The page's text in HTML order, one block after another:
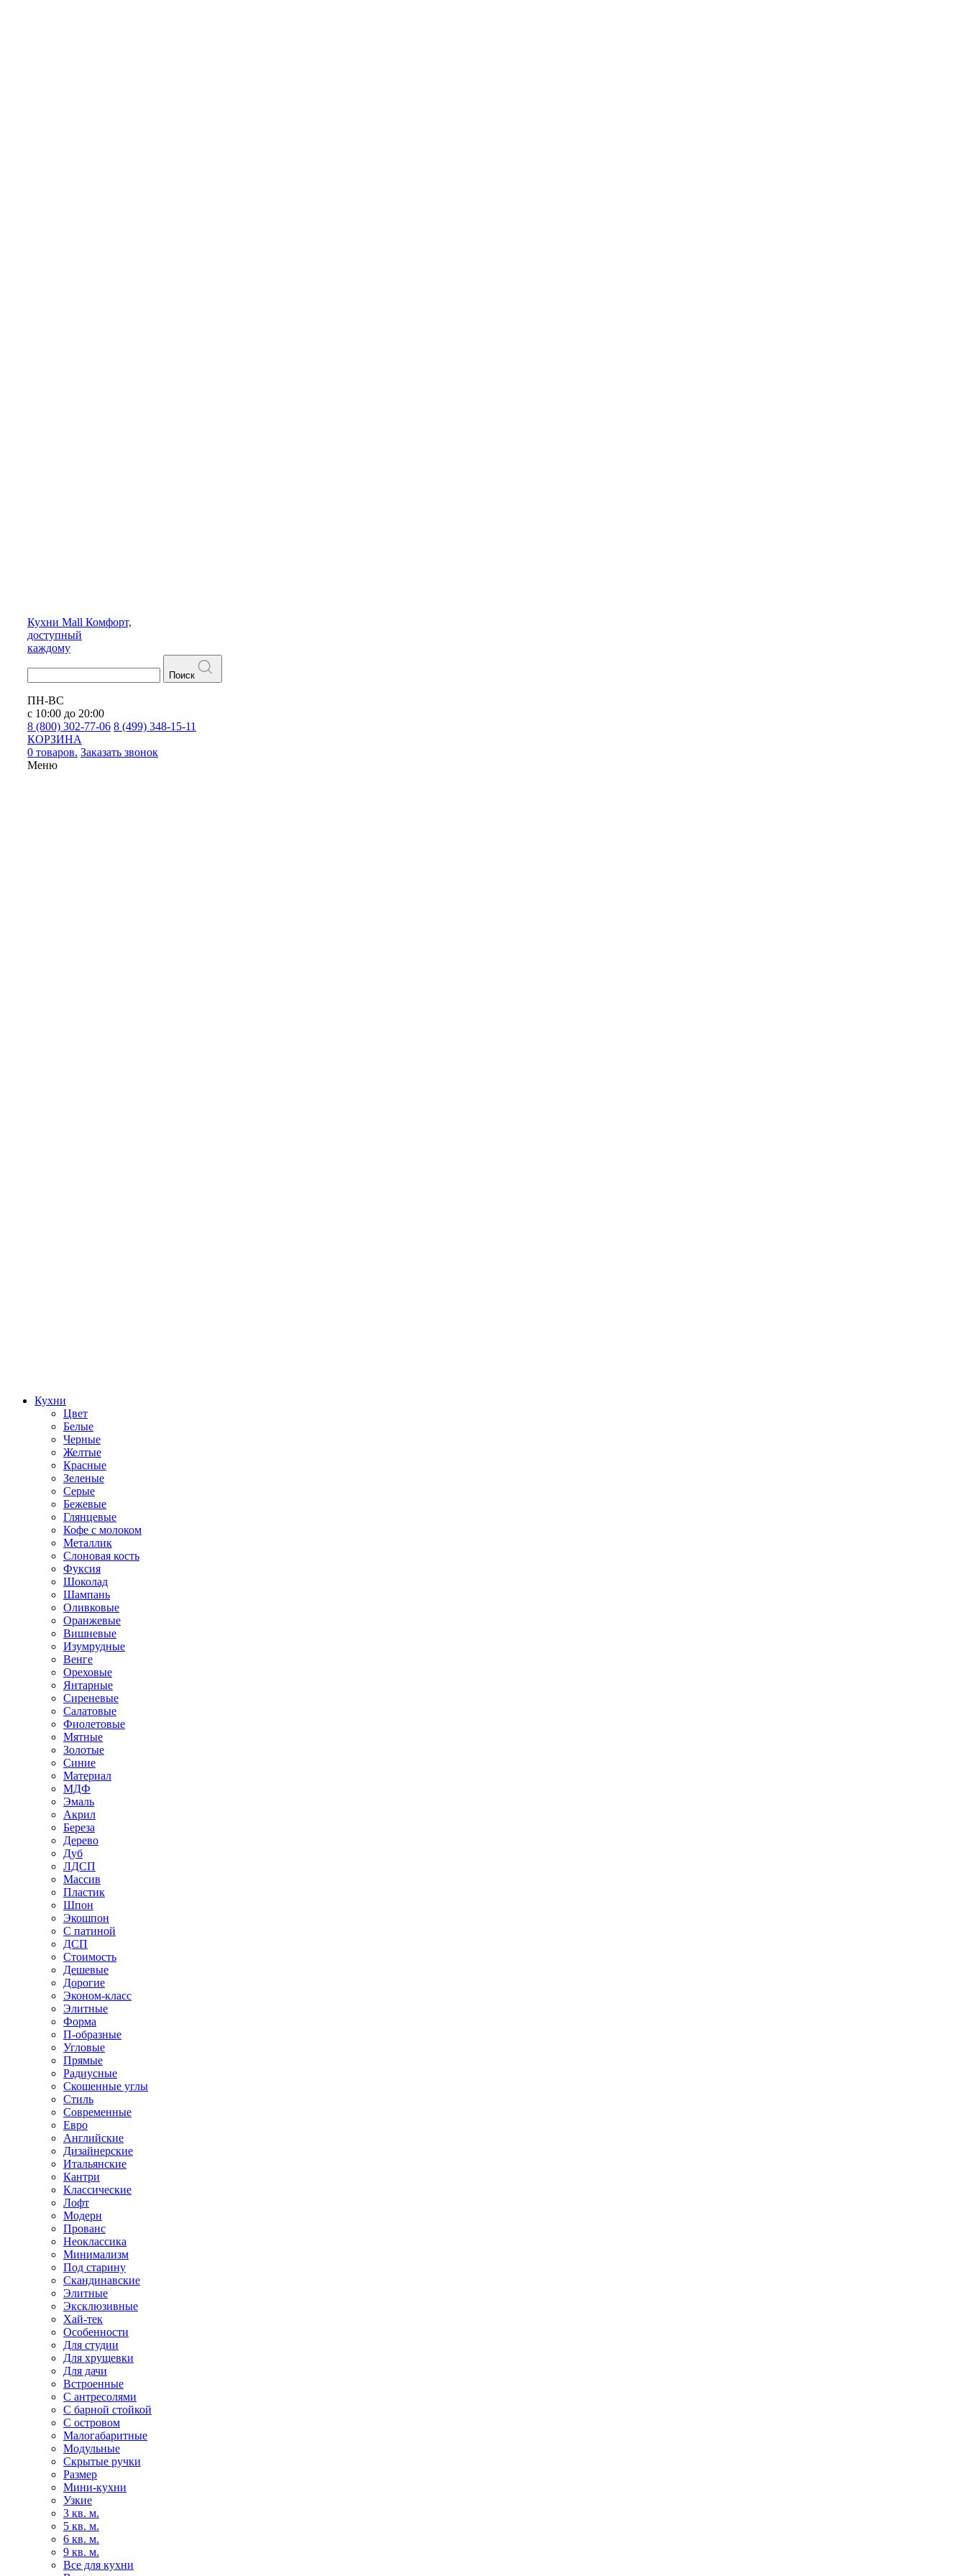
Кухни Mall Комфорт,
доступный
каждому
Поиск
ПН-ВС
с 10:00 до 20:00
8 (800) 302-77-06 8 (499) 348-15-11
КОРЗИНА
0 товаров. Заказать звонок
Меню
Кухни
Цвет
Белые
Черные
Желтые
Красные
Зеленые
Серые
Бежевые
Глянцевые
Кофе с молоком
Металлик
Слоновая кость
Фуксия
Шоколад
Шампань
Оливковые
Оранжевые
Вишневые
Изумрудные
Венге
Ореховые
Янтарные
Сиреневые
Салатовые
Фиолетовые
Мятные
Золотые
Синие
Материал
МДФ
Эмаль
Акрил
Береза
Дерево
Дуб
ЛДСП
Массив
Пластик
Шпон
Экошпон
С патиной
ДСП
Стоимость
Дешевые
Дорогие
Эконом-класс
Элитные
Форма
П-образные
Угловые
Прямые
Радиусные
Скошенные углы
Стиль
Современные
Евро
Английские
Дизайнерские
Итальянские
Кантри
Классические
Лофт
Модерн
Прованс
Неоклассика
Минимализм
Под старину
Скандинавские
Элитные
Эксклюзивные
Хай-тек
Особенности
Для студии
Для хрущевки
Для дачи
Встроенные
С антресолями
С барной стойкой
С островом
Малогабаритные
Модульные
Скрытые ручки
Размер
Мини-кухни
Узкие
3 кв. м.
5 кв. м.
6 кв. м.
9 кв. м.
Все для кухни